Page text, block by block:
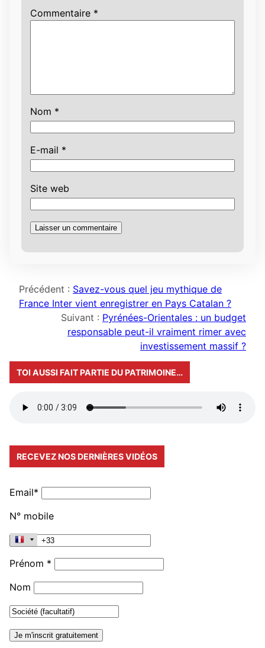
Commentaire *
Nom *
E-mail *
Site web
Précédent : Savez-vous quel jeu mythique de
France Inter vient enregistrer en Pays Catalan ?
Suivant : Pyrénées-Orientales : un budget
responsable peut-il vraiment rimer avec
investissement massif ?
TOI AUSSI FAIT PARTIE DU PATRIMOINE…
RECEVEZ NOS DERNIÈRES VIDÉOS
Email*
N° mobile
Prénom *
Nom